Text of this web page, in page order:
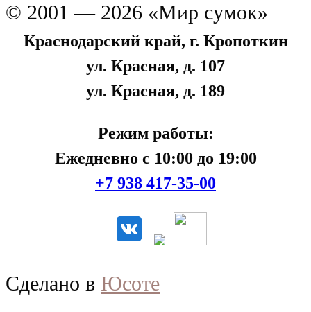
© 2001 — 2026 «Мир сумок»
Краснодарский край, г. Кропоткин
ул. Красная, д. 107
ул. Красная, д. 189
Режим работы:
Ежедневно с 10:00 до 19:00
+7 938 417-35-00
Сделано в Юсоте